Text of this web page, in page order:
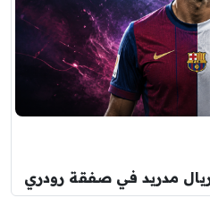
مدريد في صفقة رودري